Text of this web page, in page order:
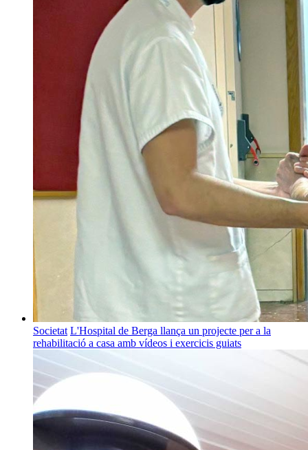
Societat L'Hospital de Berga llança un projecte per a la
rehabilitació a casa amb vídeos i exercicis guiats